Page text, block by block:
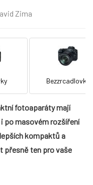
Zima
Bezzrcadlovky
fotoaparáty mají
po masovém rozšíření
kompaktů a
přesně ten pro vaše